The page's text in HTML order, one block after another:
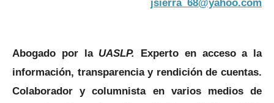
jsierra_68@yahoo.com
Abogado por la UASLP. Experto en acceso a la
información, transparencia y rendición de cuentas.
Colaborador y columnista en varios medios de